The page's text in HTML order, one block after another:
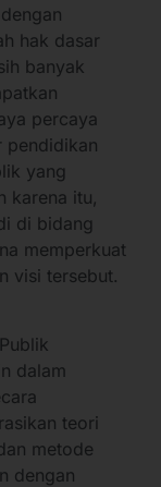
hak dasar
banyak
percaya
pendidikan
yang
karena itu,
di bidang
memperkuat
visi tersebut.
dalam
teori
metode
dengan